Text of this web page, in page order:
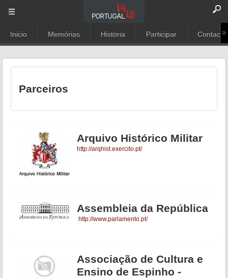
Inicio Memórias História Participar
Parceiros
Arquivo Histórico Militar
http://arqhist.exercito.pt/
Assembleia da República
http://www.parlamento.pt/
Associação de Cultura e
Ensino de Espinho -